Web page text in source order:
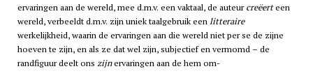
ervaringen aan de wereld, mee d.m.v. een vaktaal, de auteurcreëerteen
wereld, verbeeldt d.m.v. zijn uniek taalgebruik eenlitteraire
werkelijkheid, waarin de ervaringen aan die wereld niet per se de zijne
hoeven te zijn, en als ze dat wel zijn, subjectief en vermomd – de
randfiguur deelt ons zijnervaringen aan de hem om-